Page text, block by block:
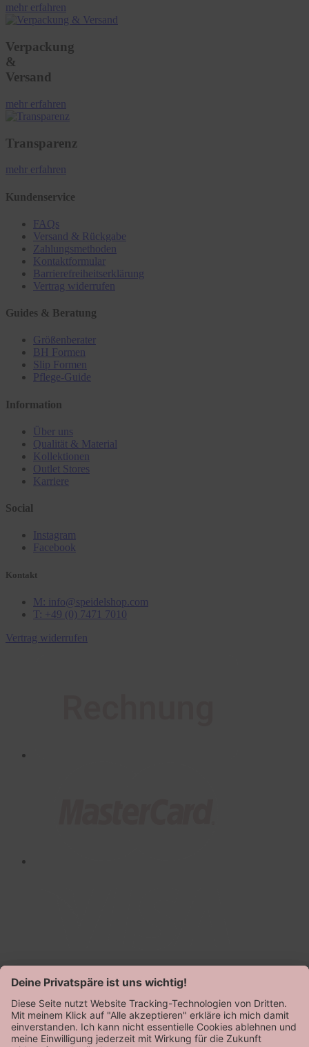
mehr erfahren
Verpackung
&
Versand
mehr erfahren
Transparenz
mehr erfahren
Kundenservice
FAQs
Versand & Rückgabe
Zahlungsmethoden
Kontaktformular
Barrierefreiheitserklärung
Vertrag widerrufen
Guides & Beratung
Größenberater
BH Formen
Slip Formen
Pflege-Guide
Information
Über uns
Qualität & Material
Kollektionen
Outlet Stores
Karriere
Social
Instagram
Facebook
Kontakt
M: info@speidelshop.com
T: +49 (0) 7471 7010
Vertrag widerrufen